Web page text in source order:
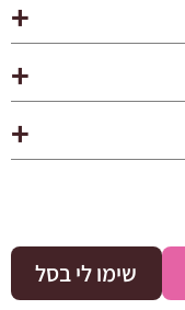
שימו לי בסל